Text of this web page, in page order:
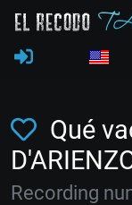
Qué
Recording